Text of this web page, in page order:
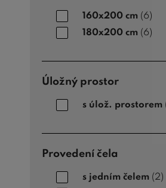
160x200 cm (6)
180x200 cm (6)
Úložný prostor
s úlož. prostorem
Provedení čela
s jedním čelem (2)